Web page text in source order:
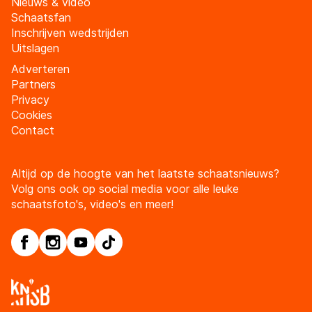
Schaatsfan
Inschrijven wedstrijden
Uitslagen
Adverteren
Partners
Privacy
Cookies
Contact
Altijd op de hoogte van het laatste schaatsnieuws?
Volg ons ook op social media voor alle leuke
schaatsfoto's, video's en meer!